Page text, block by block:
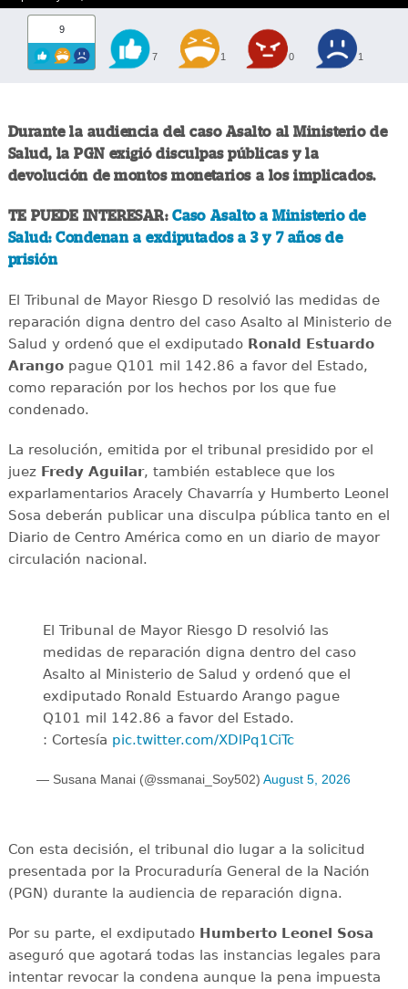
9
7 1 0 1
Durante la audiencia del caso Asalto al Ministerio de
Salud, la PGN exigió disculpas públicas y la
devolución de montos monetarios a los implicados.
TE PUEDE INTERESAR:Caso Asalto a Ministerio de
Salud: Condenan a exdiputados a 3 y 7 años de
prisión
El Tribunal de Mayor Riesgo D resolvió las medidas de
reparación digna dentro del caso Asalto al Ministerio de
Salud y ordenó que el exdiputado Ronald Estuardo
Arangopague Q101 mil 142.86 a favor del Estado,
como reparación por los hechos por los que fue
condenado.
La resolución, emitida por el tribunal presidido por el
juezFredy Aguilar, también establece que los
exparlamentarios Aracely Chavarría y Humberto Leonel
Sosa deberán publicar una disculpa pública tanto en el
Diario de Centro América como en un diario de mayor
circulación nacional.
El Tribunal de Mayor Riesgo D resolvió las
medidas de reparación digna dentro del caso
Asalto al Ministerio de Salud y ordenó que el
exdiputado Ronald Estuardo Arango pague
Q101 mil 142.86 a favor del Estado.
: Cortesía pic.twitter.com/XDlPq1CiTc
— Susana Manai (@ssmanai_Soy502) August 5, 2026
Con esta decisión, el tribunal dio lugar a la solicitud
presentada por la Procuraduría General de la Nación
(PGN) durante la audiencia de reparación digna.
Por su parte, el exdiputado Humberto Leonel Sosa
aseguró que agotará todas las instancias legales para
intentar revocar la condena aunque la pena impuesta